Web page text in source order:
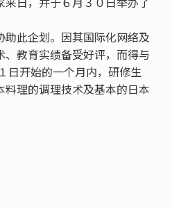
此企划。因其国际化网络及
教育实绩备受好评，而得与
日开始的一个月内，研修生
理的调理技术及基本的日本